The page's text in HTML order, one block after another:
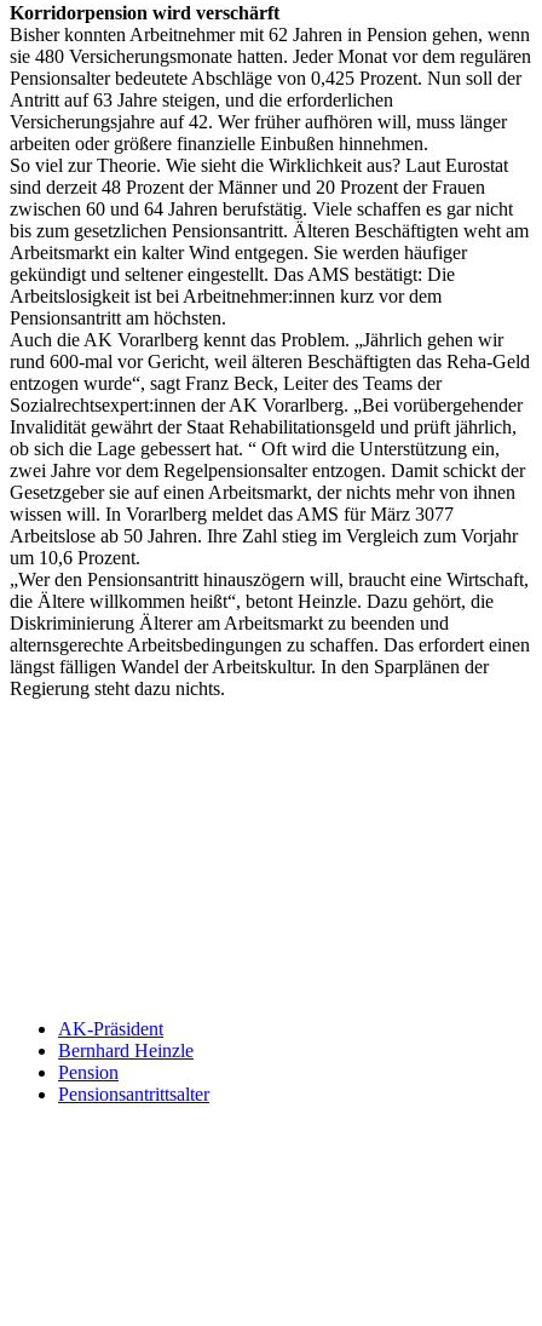
Korridorpension wird verschärft
Bisher konnten Arbeitnehmer mit 62 Jahren in Pension gehen, wenn
sie 480 Versicherungsmonate hatten. Jeder Monat vor dem regulären
Pensionsalter bedeutete Abschläge von 0,425 Prozent. Nun soll der
Antritt auf 63 Jahre steigen, und die erforderlichen
Versicherungsjahre auf 42. Wer früher aufhören will, muss länger
arbeiten oder größere finanzielle Einbußen hinnehmen.
So viel zur Theorie. Wie sieht die Wirklichkeit aus? Laut Eurostat
sind derzeit 48 Prozent der Männer und 20 Prozent der Frauen
zwischen 60 und 64 Jahren berufstätig. Viele schaffen es gar nicht
bis zum gesetzlichen Pensionsantritt. Älteren Beschäftigten weht am
Arbeitsmarkt ein kalter Wind entgegen. Sie werden häufiger
gekündigt und seltener eingestellt. Das AMS bestätigt: Die
Arbeitslosigkeit ist bei Arbeitnehmer:innen kurz vor dem
Pensionsantritt am höchsten.
Auch die AK Vorarlberg kennt das Problem. „Jährlich gehen wir
rund 600-mal vor Gericht, weil älteren Beschäftigten das Reha-Geld
entzogen wurde“, sagt Franz Beck, Leiter des Teams der
Sozialrechtsexpert:innen der AK Vorarlberg. „Bei vorübergehender
Invalidität gewährt der Staat Rehabilitationsgeld und prüft jährlich,
ob sich die Lage gebessert hat. “ Oft wird die Unterstützung ein,
zwei Jahre vor dem Regelpensionsalter entzogen. Damit schickt der
Gesetzgeber sie auf einen Arbeitsmarkt, der nichts mehr von ihnen
wissen will. In Vorarlberg meldet das AMS für März 3077
Arbeitslose ab 50 Jahren. Ihre Zahl stieg im Vergleich zum Vorjahr
um 10,6 Prozent.
„Wer den Pensionsantritt hinauszögern will, braucht eine Wirtschaft,
die Ältere willkommen heißt“, betont Heinzle. Dazu gehört, die
Diskriminierung Älterer am Arbeitsmarkt zu beenden und
alternsgerechte Arbeitsbedingungen zu schaffen. Das erfordert einen
längst fälligen Wandel der Arbeitskultur. In den Sparplänen der
Regierung steht dazu nichts.
AK-Präsident
Bernhard Heinzle
Pension
Pensionsantrittsalter